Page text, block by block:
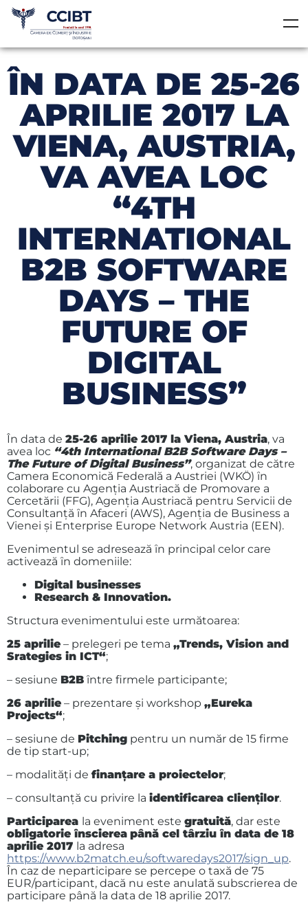
ÎN DATA DE 25-26
APRILIE 2017 LA
VIENA, AUSTRIA,
VA AVEA LOC
“4TH
INTERNATIONAL
B2B SOFTWARE
DAYS – THE
FUTURE OF
DIGITAL
BUSINESS”
În data de 25-26 aprilie 2017 la Viena, Austria, va
avea loc “4th International B2B Software Days –
The Future of Digital Business”, organizat de către
Camera Economică Federală a Austriei (WKÖ) ȋn
colaborare cu Agenţia Austriacă de Promovare a
Cercetării (FFG), Agenţia Austriacă pentru Servicii de
Consultanţă ȋn Afaceri (AWS), Agenţia de Business a
Vienei şi Enterprise Europe Network Austria (EEN).
Evenimentul se adresează ȋn principal celor care
activează ȋn domeniile:
Digital businesses
Research & Innovation.
Structura evenimentului este următoarea:
25 aprilie – prelegeri pe tema „Trends, Vision and
Srategies in ICT“;
– sesiune B2B ȋntre firmele participante;
26 aprilie – prezentare şi workshop „Eureka
Projects“;
– sesiune de Pitching pentru un număr de 15 firme
de tip start-up;
– modalităţi de finanţare a proiectelor;
– consultanţă cu privire la identificarea clienţilor.
Participarea la eveniment este gratuită, dar este
obligatorie ȋnscierea până cel târziu ȋn data de 18
aprilie 2017 la adresa
https://www.b2match.eu/softwaredays2017/sign_up.
În caz de neparticipare se percepe o taxă de 75
EUR/participant, dacă nu este anulată subscrierea de
participare până la data de 18 aprilie 2017.